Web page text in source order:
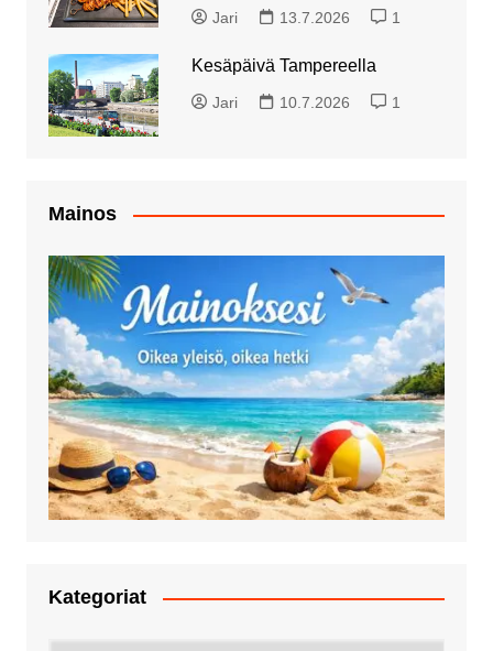
Jari 13.7.2026 1
Kesäpäivä Tampereella
Jari 10.7.2026 1
Mainos
Kategoriat